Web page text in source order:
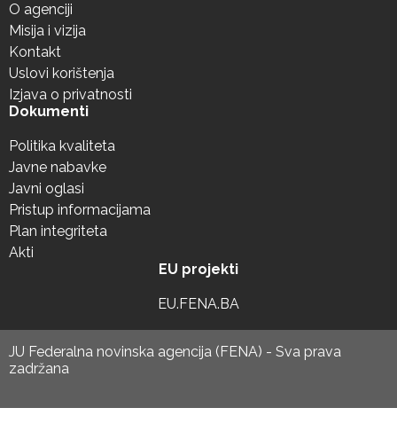
O agenciji
Misija i vizija
Kontakt
Uslovi korištenja
Izjava o privatnosti
Dokumenti
Politika kvaliteta
Javne nabavke
Javni oglasi
Pristup informacijama
Plan integriteta
Akti
EU projekti
EU.FENA.BA
JU Federalna novinska agencija (FENA) - Sva prava
zadržana